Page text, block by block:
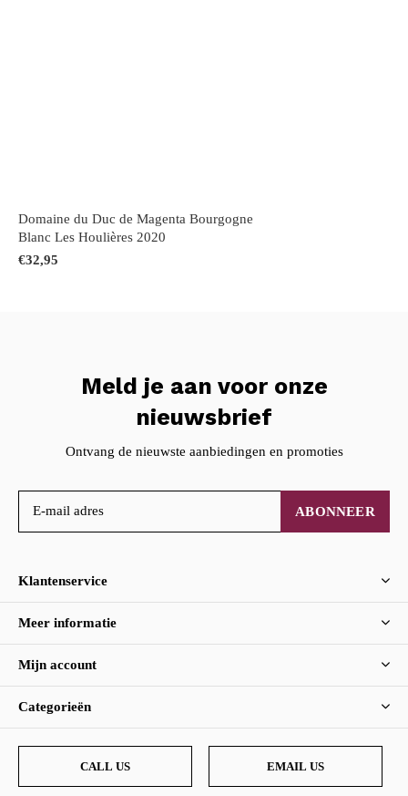
Domaine du Duc de Magenta Bourgogne
Blanc Les Houlières 2020
€32,95
Meld je aan voor onze
nieuwsbrief
Ontvang de nieuwste aanbiedingen en promoties
ABONNEER
Klantenservice
Meer informatie
Mijn account
Categorieën
CALL US EMAIL US